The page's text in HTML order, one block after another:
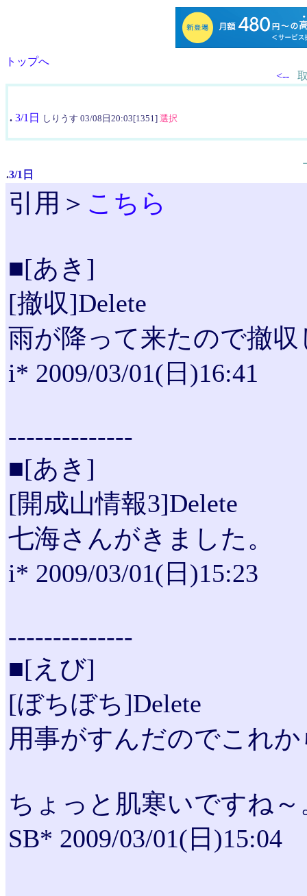
トップへ
<--
. 3/1日 しりうす 03/08日20:03[1351] 選択
.3/1日
引用＞ こちら
■[あき]
[撤収]Delete
雨が降って来たので撤収
i* 2009/03/01(日)16:41
--------------
■[あき]
[開成山情報3]Delete
七海さんがきました。
i* 2009/03/01(日)15:23
--------------
■[えび]
[ぼちぼち]Delete
用事がすんだのでこれ
ちょっと肌寒いですね～
SB* 2009/03/01(日)15:04